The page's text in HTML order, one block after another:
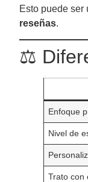
Esto puede ser
reseñas.
⚖️
Enfoque
Nivel de
Trato con